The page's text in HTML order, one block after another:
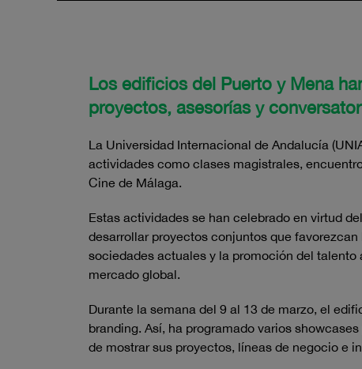
Los edificios del Puerto y Mena
proyectos, asesorías y
La Universidad Internacional de Andalucía
actividades como clases magistrales,
Cine de Málaga.
Estas actividades se han celebrado en virtud
desarrollar proyectos conjuntos que
sociedades actuales y la promoción del talento
mercado global.
Durante la semana del 9 al 13 de marzo, el
branding. Así, ha programado varios
de mostrar sus proyectos, líneas de negocio e